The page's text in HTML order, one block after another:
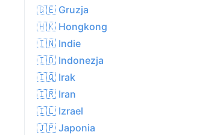
🇬🇪 Gruzja
🇭🇰 Hongkong
🇮🇳 Indie
🇮🇩 Indonezja
🇮🇶 Irak
🇮🇷 Iran
🇮🇱 Izrael
🇯🇵 Japonia